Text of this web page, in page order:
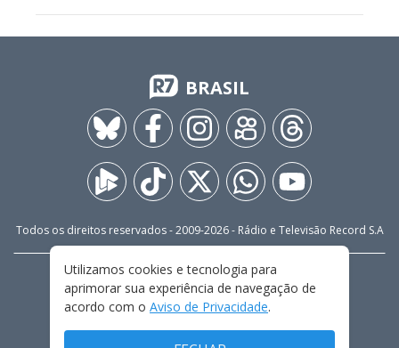
BRASIL
Todos os direitos reservados - 2009-2026- Rádio e Televisão Record S.A
FALE CONOSCO
PRIVACIDADE
TERMOS E CONDIÇÕES DE USO
Utilizamos cookies e tecnologia para
aprimorar sua experiência de navegação de
acordo com o Aviso de Privacidade.